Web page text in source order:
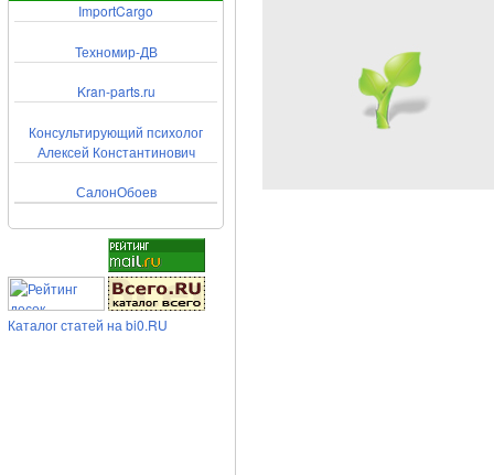
ImportCargo
Техномир-ДВ
Kran-parts.ru
Консультирующий психолог
Алексей Константинович
СалонОбоев
Каталог статей на bi0.RU